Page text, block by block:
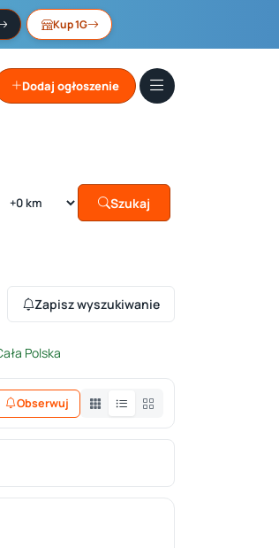
Kup 1G
Dodaj ogłoszenie
Szukaj
Zapisz wyszukiwanie
Polska
Obserwuj